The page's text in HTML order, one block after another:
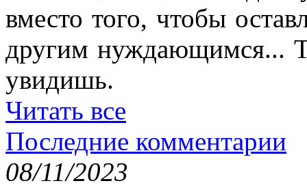
вместо того, чтобы
другим нуждающимся...
увидишь.
Читать все
Последние комментарии
08/11/2023